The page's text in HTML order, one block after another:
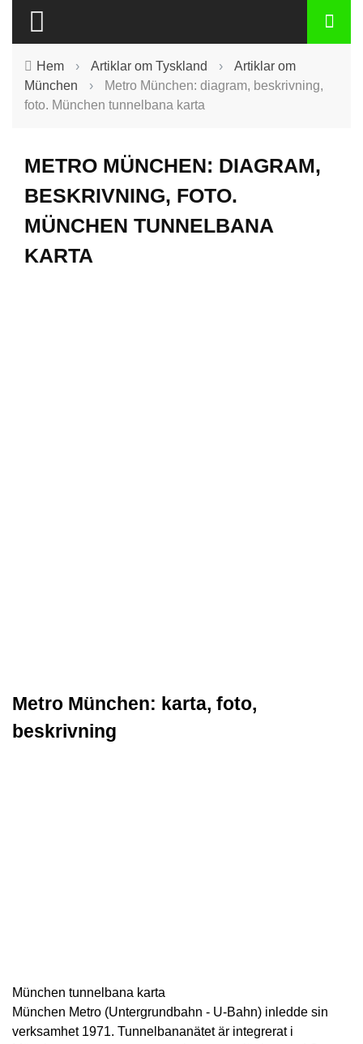
Hem › Artiklar om Tyskland ›
Artiklar om
München
›
Metro München: diagram, beskrivning,
foto. München tunnelbana karta
METRO MÜNCHEN: DIAGRAM,
BESKRIVNING, FOTO.
MÜNCHEN TUNNELBANA
KARTA
Metro München: karta, foto,
beskrivning
München tunnelbana karta
München Metro (Untergrundbahn - U-Bahn) inledde sin
verksamhet 1971. Tunnelbananätet är integrerat i